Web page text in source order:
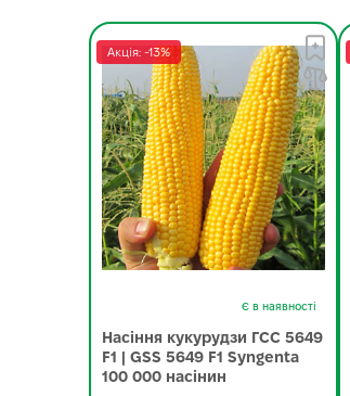
Акція: -13%
Є в наявності
Насіння кукурудзи ГСС 5649
F1 | GSS 5649 F1 Syngenta
100 000 насінин